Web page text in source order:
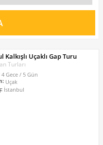
Kalkışlı Uçaklı Gap Turu
Turları
4 Gece / 5 Gün
Uçak
İstanbul